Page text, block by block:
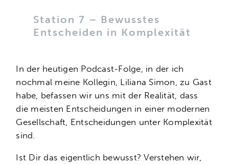
Station 7 – Bewusstes
Entscheiden in Komplexität
In der heutigen Podcast-Folge, in der ich
nochmal meine Kollegin, Liliana Simon, zu Gast
habe, befassen wir uns mit der Realität, dass
die meisten Entscheidungen in einer modernen
Gesellschaft, Entscheidungen unter Komplexität
sind.
Ist Dir das eigentlich bewusst? Verstehen wir,